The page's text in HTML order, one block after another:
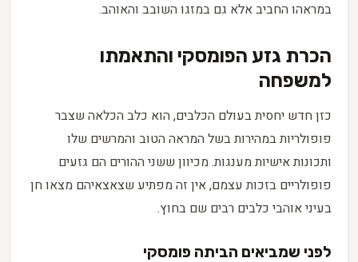
במראהו החביב אלא גם במזגו השובב והאוהב.
הכרת גזע הפומסקי והתאמתו
למשפחה
כזן חדש יחסית בעולם הכלבים, הוא כלב הכלאה שצבר
פופולריות במהירות בשל המראה הטוב והמרשים שלו
ותכונות אישיות מענגות. מכיוון ששני ההורים הם גזעים
פופולריים בזכות עצמם, אין זה מפתיע שצאצאיהם מצאו חן
בעיני אוהבי כלבים רבים שם בחוץ.
לפני שמביאים הביתה פומסקי